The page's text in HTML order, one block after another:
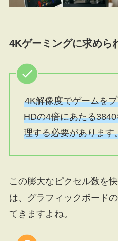
4Kゲーミングに求めら
4K解像度でゲームを
HDの4倍にあたる
理する必要があります
この膨大なピクセル数を
は、グラフィックボード
てきますよね。